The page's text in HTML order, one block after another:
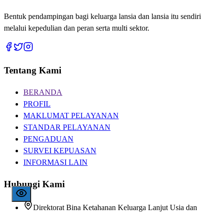
Bentuk pendampingan bagi keluarga lansia dan lansia itu sendiri
melalui kepedulian dan peran serta multi sektor.
Tentang Kami
BERANDA
PROFIL
MAKLUMAT PELAYANAN
STANDAR PELAYANAN
PENGADUAN
SURVEI KEPUASAN
INFORMASI LAIN
Hubungi Kami
Direktorat Bina Ketahanan Keluarga Lanjut Usia dan